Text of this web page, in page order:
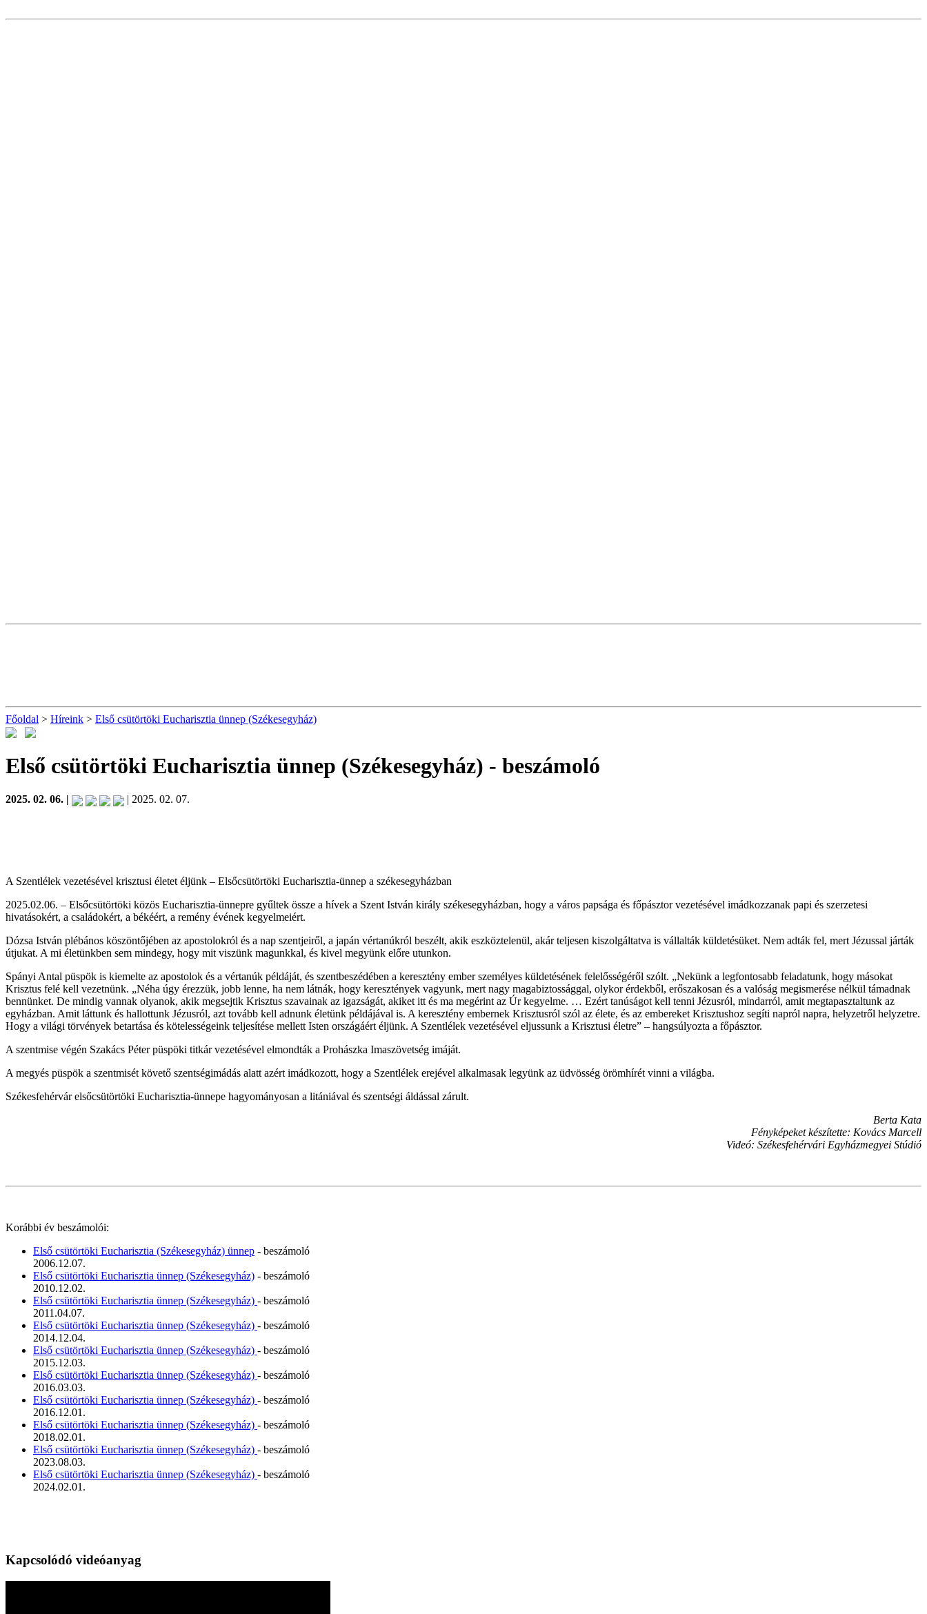
Főoldal > Híreink > Első csütörtöki Eucharisztia ünnep (Székesegyház)
Első csütörtöki Eucharisztia ünnep (Székesegyház) - beszámoló
2025. 02. 06. | | 2025. 02. 07.
A Szentlélek vezetésével krisztusi életet éljünk – Elsőcsütörtöki Eucharisztia-ünnep a székesegyházban
2025.02.06. – Elsőcsütörtöki közös Eucharisztia-ünnepre gyűltek össze a hívek a Szent István király székesegyházban, hogy a város papsága és főpásztor vezetésével imádkozzanak papi és szerzetesi
hivatásokért, a családokért, a békéért, a remény évének kegyelmeiért.
Dózsa István plébános köszöntőjében az apostolokról és a nap szentjeiről, a japán vértanúkról beszélt, akik eszköztelenül, akár teljesen kiszolgáltatva is vállalták küldetésüket. Nem adták fel, mert Jézussal járták
útjukat. A mi életünkben sem mindegy, hogy mit viszünk magunkkal, és kivel megyünk előre utunkon.
Spányi Antal püspök is kiemelte az apostolok és a vértanúk példáját, és szentbeszédében a keresztény ember személyes küldetésének felelősségéről szólt. „Nekünk a legfontosabb feladatunk, hogy másokat
Krisztus felé kell vezetnünk. „Néha úgy érezzük, jobb lenne, ha nem látnák, hogy keresztények vagyunk, mert nagy magabiztossággal, olykor érdekből, erőszakosan és a valóság megismerése nélkül támadnak
bennünket. De mindig vannak olyanok, akik megsejtik Krisztus szavainak az igazságát, akiket itt és ma megérint az Úr kegyelme. … Ezért tanúságot kell tenni Jézusról, mindarról, amit megtapasztaltunk az
egyházban. Amit láttunk és hallottunk Jézusról, azt tovább kell adnunk életünk példájával is. A keresztény embernek Krisztusról szól az élete, és az embereket Krisztushoz segíti napról napra, helyzetről helyzetre.
Hogy a világi törvények betartása és kötelességeink teljesítése mellett Isten országáért éljünk. A Szentlélek vezetésével eljussunk a Krisztusi életre” – hangsúlyozta a főpásztor.
A szentmise végén Szakács Péter püspöki titkár vezetésével elmondták a Prohászka Imaszövetség imáját.
A megyés püspök a szentmisét követő szentségimádás alatt azért imádkozott, hogy a Szentlélek erejével alkalmasak legyünk az üdvösség örömhírét vinni a világba.
Székesfehérvár elsőcsütörtöki Eucharisztia-ünnepe hagyományosan a litániával és szentségi áldással zárult.
Berta Kata
Fényképeket készítette: Kovács Marcell
Videó: Székesfehérvári Egyházmegyei Stúdió
Korábbi év beszámolói:
Első csütörtöki Eucharisztia (Székesegyház) ünnep - beszámoló
2006.12.07.
Első csütörtöki Eucharisztia ünnep (Székesegyház) - beszámoló
2010.12.02.
Első csütörtöki Eucharisztia ünnep (Székesegyház) - beszámoló
2011.04.07.
Első csütörtöki Eucharisztia ünnep (Székesegyház) - beszámoló
2014.12.04.
Első csütörtöki Eucharisztia ünnep (Székesegyház) - beszámoló
2015.12.03.
Első csütörtöki Eucharisztia ünnep (Székesegyház) - beszámoló
2016.03.03.
Első csütörtöki Eucharisztia ünnep (Székesegyház) - beszámoló
2016.12.01.
Első csütörtöki Eucharisztia ünnep (Székesegyház) - beszámoló
2018.02.01.
Első csütörtöki Eucharisztia ünnep (Székesegyház) - beszámoló
2023.08.03.
Első csütörtöki Eucharisztia ünnep (Székesegyház) - beszámoló
2024.02.01.
Kapcsolódó videóanyag